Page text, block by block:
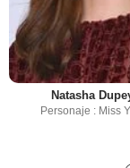
Natasha
Personaje : Miss